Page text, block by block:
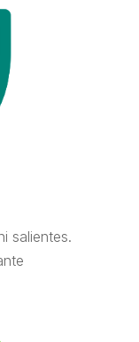
salientes.